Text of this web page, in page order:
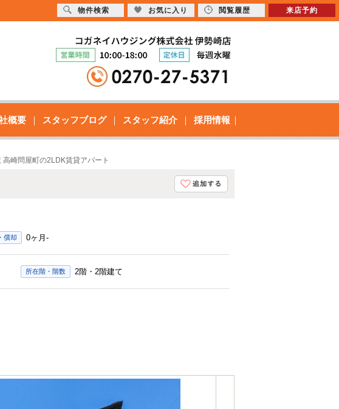
概要 スタッフブログ スタッフ紹介 採用情報
高崎問屋町の2LDK賃貸アパート
償却 0ヶ月-
所在階・階数 2階・2階建て
物件検索 お気に入り 閲覧履歴 来店予約